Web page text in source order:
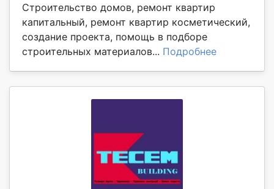
Строительство домов, ремонт квартир
капитальный, ремонт квартир косметический,
создание проекта, помощь в подборе
строительных материалов... Подробнее